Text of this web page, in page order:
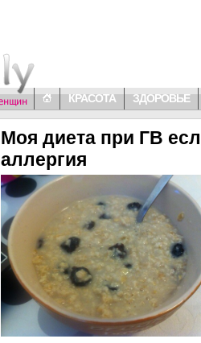
КРАСОТА ЗДОРОВЬЕ
Моя диета при ГВ
аллергия